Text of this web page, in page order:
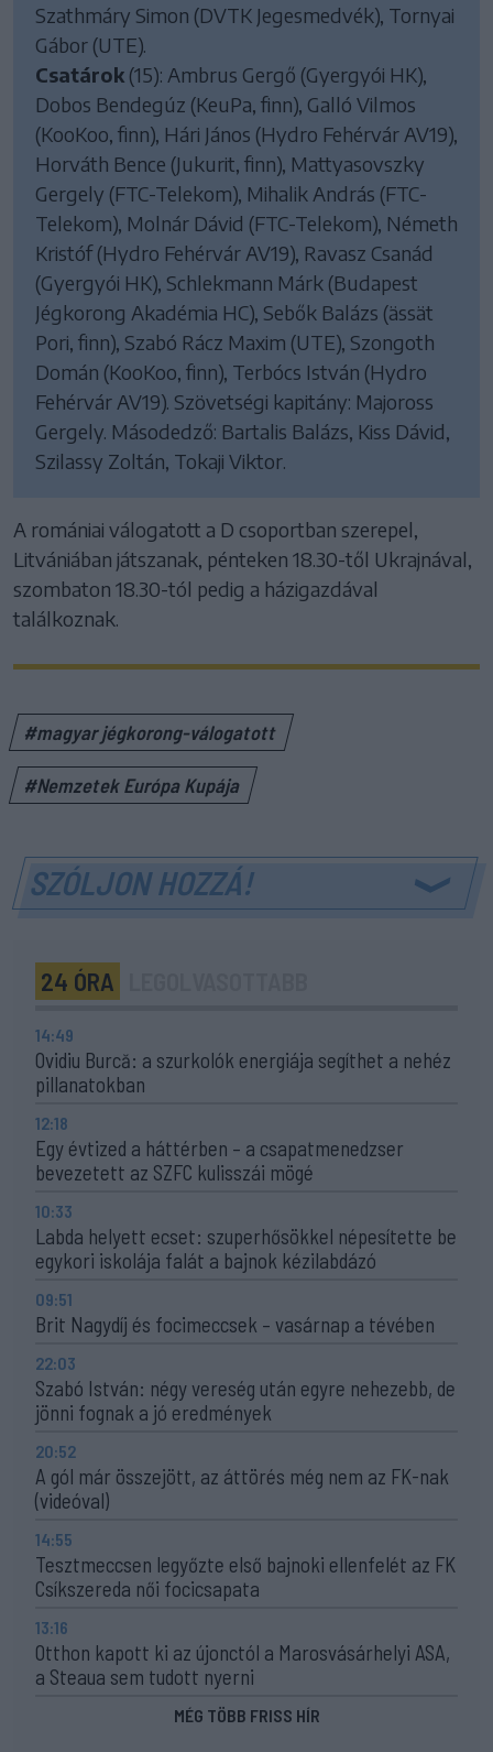
Szathmáry Simon (DVTK Jegesmedvék), Tornyai
Gábor (UTE).
Csatárok (15): Ambrus Gergő (Gyergyói HK),
Dobos Bendegúz (KeuPa, finn), Galló Vilmos
(KooKoo, finn), Hári János (Hydro Fehérvár AV19),
Horváth Bence (Jukurit, finn), Mattyasovszky
Gergely (FTC-Telekom), Mihalik András (FTC-
Telekom), Molnár Dávid (FTC-Telekom), Németh
Kristóf (Hydro Fehérvár AV19), Ravasz Csanád
(Gyergyói HK), Schlekmann Márk (Budapest
Jégkorong Akadémia HC), Sebők Balázs (ässät
Pori, finn), Szabó Rácz Maxim (UTE), Szongoth
Domán (KooKoo, finn), Terbócs István (Hydro
Fehérvár AV19). Szövetségi kapitány: Majoross
Gergely. Másodedző: Bartalis Balázs, Kiss Dávid,
Szilassy Zoltán, Tokaji Viktor.
A romániai válogatott a D csoportban szerepel,
Litvániában játszanak, pénteken 18.30-től Ukrajnával,
szombaton 18.30-tól pedig a házigazdával
találkoznak.
#magyar jégkorong-válogatott
#Nemzetek Európa Kupája
SZÓLJON HOZZÁ!
24 ÓRA
14:49
Ovidiu Burcă: a szurkolók energiája segíthet a nehéz
pillanatokban
12:18
Egy évtized a háttérben – a csapatmenedzser
bevezetett az SZFC kulisszái mögé
10:33
Labda helyett ecset: szuperhősökkel népesítette be
egykori iskolája falát a bajnok kézilabdázó
09:51
Brit Nagydíj és focimeccsek – vasárnap a tévében
22:03
Szabó István: négy vereség után egyre nehezebb, de
jönni fognak a jó eredmények
20:52
A gól már összejött, az áttörés még nem az FK-nak
(videóval)
14:55
Tesztmeccsen legyőzte első bajnoki ellenfelét az FK
Csíkszereda női focicsapata
13:16
Otthon kapott ki az újonctól a Marosvásárhelyi ASA,
a Steaua sem tudott nyerni
MÉG TÖBB FRISS HÍR